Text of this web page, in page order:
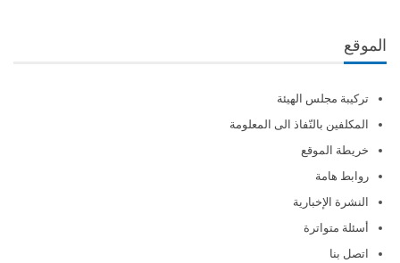
الموقع
تركيبة مجلس الهيئة
المكلفين بالنّفاذ الى المعلومة
خريطة الموقع
روابط هامة
النشرة الإخبارية
أسئلة متواترة
اتصل بنا